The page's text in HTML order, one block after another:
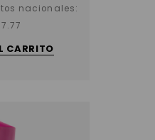
nacionales:
CARRITO